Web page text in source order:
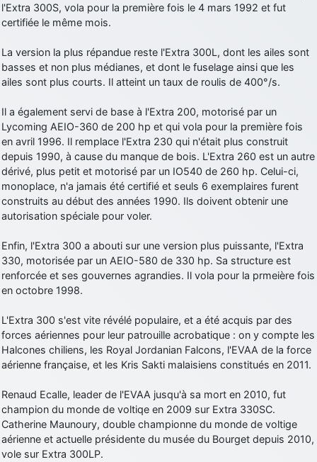
l'Extra 300S, vola pour la première fois le 4 mars 1992 et fut
certifiée le même mois.
La version la plus répandue reste l'Extra 300L, dont les ailes sont
basses et non plus médianes, et dont le fuselage ainsi que les
ailes sont plus courts. Il atteint un taux de roulis de 400°/s.
Il a également servi de base à l'Extra 200, motorisé par un
Lycoming AEIO-360 de 200 hp et qui vola pour la première fois
en avril 1996. Il remplace l'Extra 230 qui n'était plus construit
depuis 1990, à cause du manque de bois. L'Extra 260 est un autre
dérivé, plus petit et motorisé par un IO540 de 260 hp. Celui-ci,
monoplace, n'a jamais été certifié et seuls 6 exemplaires furent
construits au début des années 1990. Ils doivent obtenir une
autorisation spéciale pour voler.
Enfin, l'Extra 300 a abouti sur une version plus puissante, l'Extra
330, motorisée par un AEIO-580 de 330 hp. Sa structure est
renforcée et ses gouvernes agrandies. Il vola pour la prmeière fois
en octobre 1998.
L'Extra 300 s'est vite révélé populaire, et a été acquis par des
forces aériennes pour leur patrouille acrobatique : on y compte les
Halcones chiliens, les Royal Jordanian Falcons, l'EVAA de la force
aérienne française, et les Kris Sakti malaisiens constitués en 2011.
Renaud Ecalle, leader de l'EVAA jusqu'à sa mort en 2010, fut
champion du monde de voltiqe en 2009 sur Extra 330SC.
Catherine Maunoury, double championne du monde de voltige
aérienne et actuelle présidente du musée du Bourget depuis 2010,
vole sur Extra 300LP.